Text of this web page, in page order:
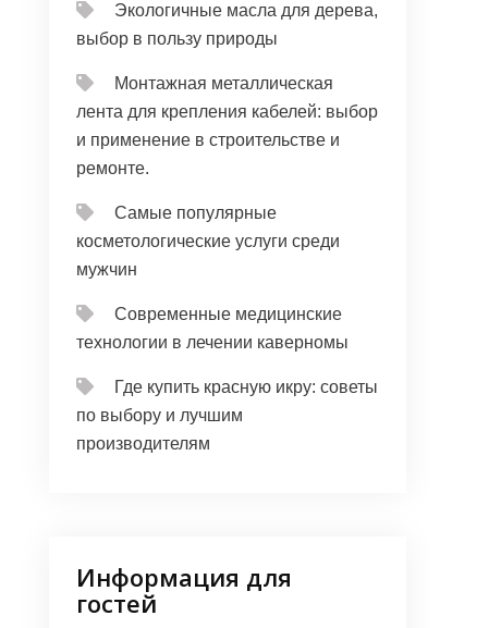
Экологичные масла для дерева,
выбор в пользу природы
Монтажная металлическая
лента для крепления кабелей: выбор
и применение в строительстве и
ремонте.
Самые популярные
косметологические услуги среди
мужчин
Современные медицинские
технологии в лечении каверномы
Где купить красную икру: советы
по выбору и лучшим
производителям
Информация для
гостей